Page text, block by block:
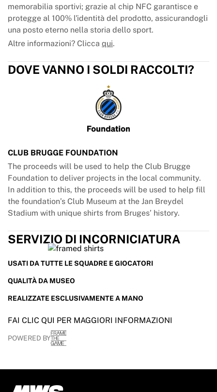
memorabilia sportivi; grazie al chip NFC garantisce e
protegge al 100% l'identità del prodotto, assicurandogli
una posto eterno nella storia dello sport.
Altre informazioni? Clicca qui.
DOVE VANNO I SOLDI RACCOLTI?
CLUB BRUGGE FOUNDATION
The proceeds will be used to help the Club Brugge
Foundation to deliver projects in the local community.
In addition to this, the proceeds will be used to help fill
the foundation’s Club Museum at the Jan Breydel
Stadium with unique shirts from Bruges’ history.
SERVIZIO DI INCORNICIATURA
USATI DA TUTTE LE SQUADRE E GIOCATORI
QUALITÀ DA MUSEO
REALIZZATE ESCLUSIVAMENTE A MANO
FAI CLIC QUI PER MAGGIORI INFORMAZIONI
POWERED BY